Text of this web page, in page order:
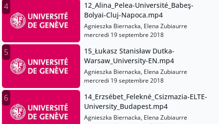
4
12_Alina_Pelea-Université_Babeş-
Bolyai-Cluj-Napoca.mp4
Agnieszka Biernacka, Elena Zubiaurre
mercredi 19 septembre 2018
5
15_Łukasz Stanisław Dutka-
Warsaw_University-EN.mp4
Agnieszka Biernacka, Elena Zubiaurre
mercredi 19 septembre 2018
6
14_Erzsébet_Felekné_Csizmazia-ELTE-
University_Budapest.mp4
Agnieszka Biernacka, Elena Zubiaurre